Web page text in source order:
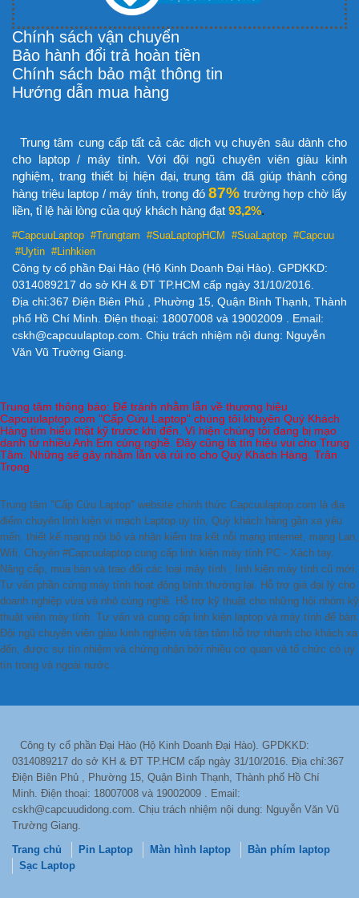
Chính sách vận chuyển
Bảo hành đổi trả hoàn tiền
Chính sách bảo mật thông tin
Hướng dẫn mua hàng
Trung tâm cung cấp tất cả các dịch vụ chuyên sâu dành cho
cho laptop / máy tính. Với đội ngũ chuyên viên giàu kinh
nghiệm, trang thiết bị hiện đại, trung tâm đã giúp thành công
hàng triệu laptop / máy tính, trong đó 87% trường hợp chờ lấy
liền, tỉ lệ hài lòng của quý khách hàng đạt 93,2%.
#CapcuuLaptop #Trungtam #SuaLaptopHCM
#SuaLaptop #Capcuu
#Uytin #Linhkien
Công ty cổ phần Đại Hào (Hộ Kinh Doanh Đại Hào). GPDKKD:
0314089217 do sở KH & ĐT TP.HCM cấp ngày 31/10/2016.
Địa chỉ:367 Điện Biên Phủ , Phường 15, Quận Bình Thạnh, Thành
phố Hồ Chí Minh. Điện thoại: 18007008 và 19002009 . Email:
cskh@capcuulaptop.com. Chịu trách nhiệm nội dung: Nguyễn
Văn Vũ Trường Giang.
Trung tâm thông báo: Để tránh nhằm lẫn về thương hiệu
Capcuulaptop.com "Cấp Cứu Laptop" chúng tôi khuyên Quý Khách
Hàng tìm hiểu thật kỹ trước khi đến. Vì hiện chúng tôi đang bị mạo
danh từ nhiều Anh Em cùng nghề. Đây cũng là tín hiệu vui cho Trung
Tâm. Những sẽ gây nhằm lẫn và rủi ro cho Quý Khách Hàng. Trân
Trọng
Trung tâm "Cấp Cứu Laptop" website chính thức Capcuulaptop.com là địa
điểm chuyên linh kiện vi mạch Laptop uy tín, Quý khách hàng gần xa yêu
mến. thiết kế mạng nội bộ và nhận kiểm tra kết nỗi mạng internet, mạng Lan,
Wifi. Chuyên #Capcuulaptop cung cấp linh kiện máy tính PC - Xách tay.
Nâng cấp, mua bán và trao đổi các loại máy tính , linh kiện máy tính cũ mới.
Tư vấn phần cứng máy tính hoạt động bình thường lại. Hỗ trợ giá đại lý cho
doanh nghiệp vừa và nhỏ cùng nghề. Hỗ trợ kỹ thuật cho những hội nhóm kỹ
thuật viên máy tính. Tư vấn và cung cấp linh kiện laptop và máy tính để bàn.
Đội ngũ chuyên viên giàu kinh nghiệm và tận tâm hỗ trợ nhanh cho khách xa
đến, được sự tín nhiệm và chứng nhận bởi nhiều cơ quan và tổ chức có uy
tín trong và ngoài nước.
Công ty cổ phần Đại Hào (Hộ Kinh Doanh Đại Hào). GPDKKD:
0314089217 do sở KH & ĐT TP.HCM cấp ngày 31/10/2016. Địa chỉ:367
Điện Biên Phủ , Phường 15, Quận Bình Thạnh, Thành phố Hồ Chí
Minh. Điện thoại: 18007008 và 19002009 . Email:
cskh@capcuudidong.com. Chịu trách nhiệm nội dung: Nguyễn Văn Vũ
Trường Giang.
Trang chủ
Pin Laptop Màn hình laptop
Bàn phím laptop
Sạc Laptop